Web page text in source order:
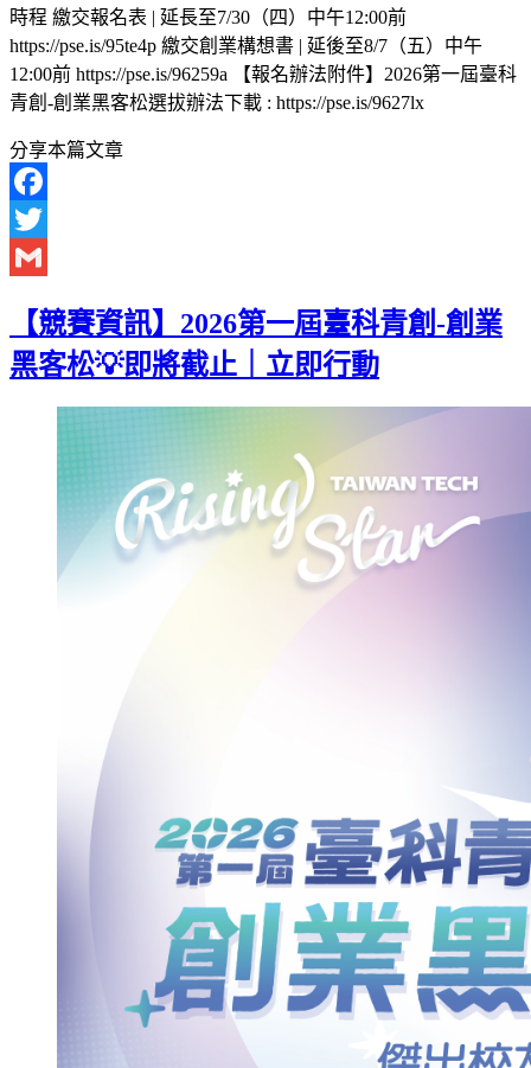
時程 繳交報名表 | 延長至7/30（四）中午12:00前
https://pse.is/95te4p 繳交創業構想書 | 延後至8/7（五）中午
12:00前 https://pse.is/96259a 【報名辦法附件】2026第一屆臺科
青創-創業黑客松選拔辦法下載 : https://pse.is/9627lx
分享本篇文章
Facebook
Twitter
【競賽資訊】2026第一屆臺科青創-創業
黑客松💡即將截止｜立即行動